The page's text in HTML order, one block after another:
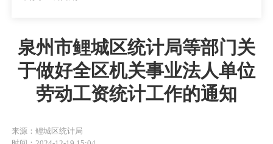
泉州市鲤城区统计局等部门关
于做好全区机关事业法人单位
劳动工资统计工作的通知
来源：鲤城区统计局